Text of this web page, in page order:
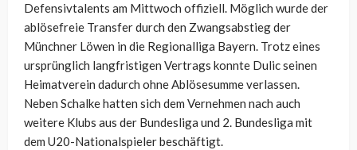
Defensivtalents am Mittwoch offiziell. Möglich wurde der
ablösefreie Transfer durch den Zwangsabstieg der
Münchner Löwen in die Regionalliga Bayern. Trotz eines
ursprünglich langfristigen Vertrags konnte Dulic seinen
Heimatverein dadurch ohne Ablösesumme verlassen.
Neben Schalke hatten sich dem Vernehmen nach auch
weitere Klubs aus der Bundesliga und 2. Bundesliga mit
dem U20-Nationalspieler beschäftigt.